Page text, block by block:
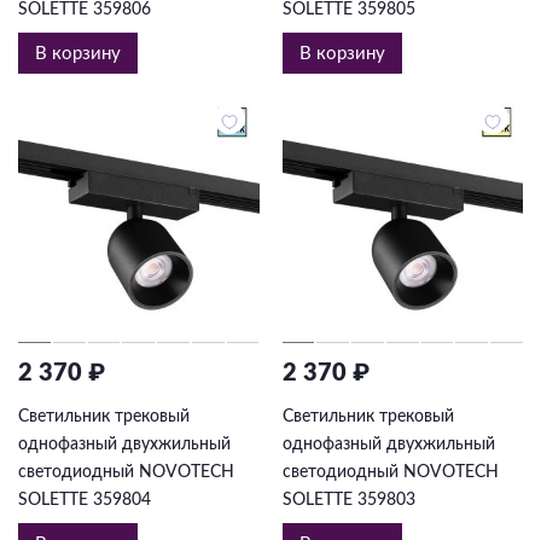
SOLETTE 359806
В корзину
SOLETTE 359805
В корзину
2 370 ₽
Светильник трековый
однофазный двухжильный
светодиодный NOVOTECH
SOLETTE 359804
2 370 ₽
Светильник трековый
однофазный двухжильный
светодиодный NOVOTECH
SOLETTE 359803